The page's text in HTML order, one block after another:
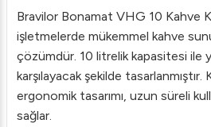
Bravilor Bonamat VHG 10 Kahve
işletmelerde mükemmel kahve
çözümdür. 10 litrelik kapasitesi ile
karşılayacak şekilde
ergonomik tasarımı, uzun süreli
sağlar.